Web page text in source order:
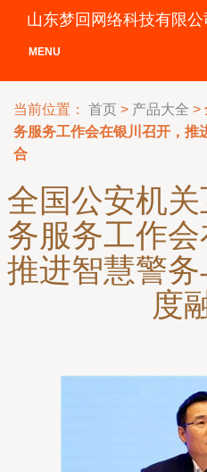
山东梦回网络科技有限公
MENU
当前位置： 首页 > 产品大全 >
务服务工作会在银川召开，推
合
全国公安机
务服务工作会
推进智慧警
度